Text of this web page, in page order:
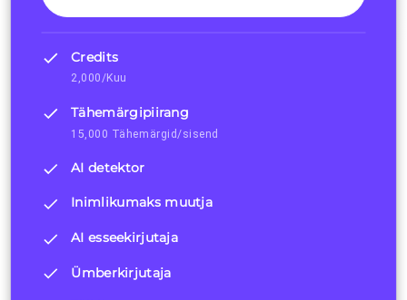
Credits
2,000/Kuu
Tähemärgipiirang
15,000 Tähemärgid/sisend
AI detektor
Inimlikumaks muutja
AI esseekirjutaja
Ümberkirjutaja